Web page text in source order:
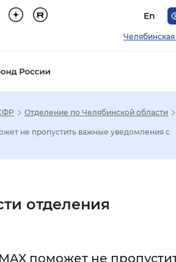
En
Челябинская
Увеличенный
Отделение по Челябинской области
не пропустить важные уведомления с
отделения
поможет не